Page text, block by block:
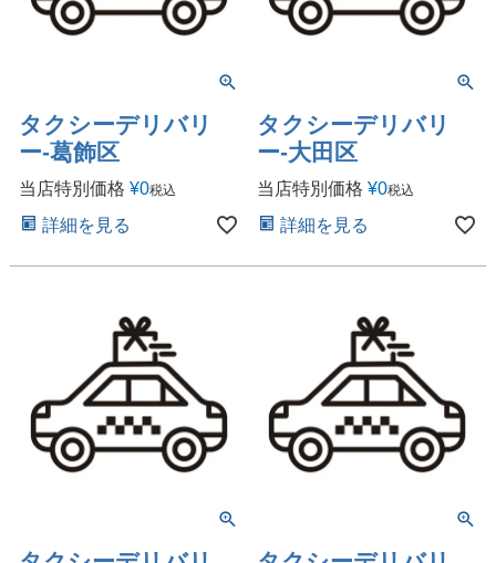
タクシーデリバリ
ー-葛飾区
当店特別価格 ¥0税込
詳細を見る
タクシーデリバリ
ー-大田区
当店特別価格 ¥0税込
詳細を見る